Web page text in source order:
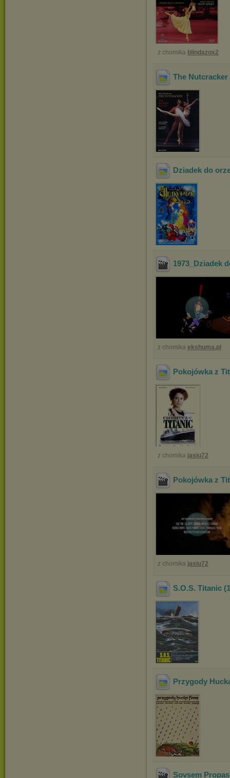
z chomika blindazox2
The Nutcracker
Dziadek do
1973_Dziadek
z chomika ekshuma.pl
Pokojówka z
z chomika jasiu72
Pokojówka z
z chomika jasiu72
S.O.S. Titanic
Przygody
Sovsem